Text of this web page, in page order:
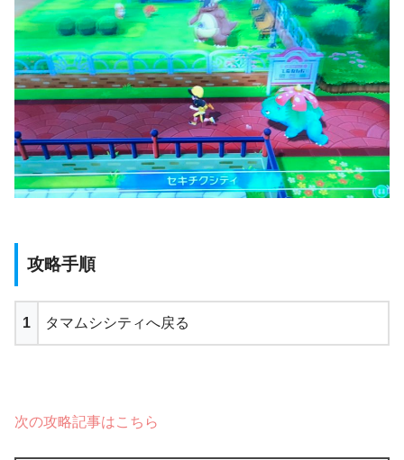
攻略手順
1 タマムシシティへ戻る
次の攻略記事はこちら